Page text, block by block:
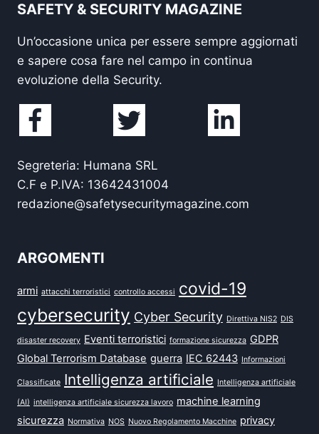
SAFETY & SECURITY MAGAZINE
Un’occasione unica per essere sempre aggiornati
e sapere cosa fare nel campo in continua
evoluzione della Security.
Segreteria: Humana SRL
C.F e P.IVA: 13642431004
redazione@safetysecuritymagazine.com
ARGOMENTI
armi attacchi terroristici controllo accessi covid-19
cybersecurity Cyber Security Direttiva NIS2 DIS
disaster recovery Eventi terroristici formazione sicurezza GDPR
Global Terrorism Database guerra IEC 62443 Informazioni
Classificate Intelligenza artificiale Intelligenza artificiale
(AI) intelligenza artificiale sicurezza lavoro machine learning
sicurezza Normativa NOS Nuovo Regolamento Macchine privacy